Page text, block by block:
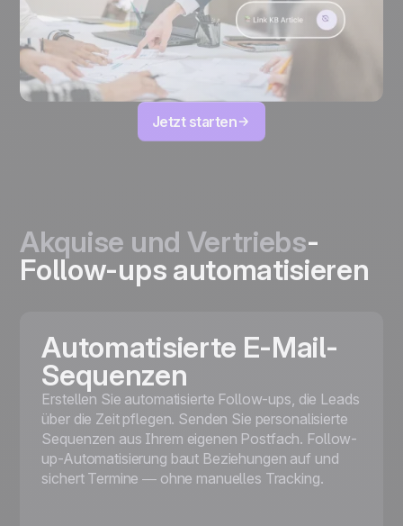
Jetzt starten
Akquise und Vertriebs-
Follow-ups automatisieren
Automatisierte E-Mail-
Sequenzen
Erstellen Sie automatisierte Follow-ups, die Leads
über die Zeit pflegen. Senden Sie personalisierte
Sequenzen aus Ihrem eigenen Postfach. Follow-
up-Automatisierung baut Beziehungen auf und
sichert Termine — ohne manuelles Tracking.